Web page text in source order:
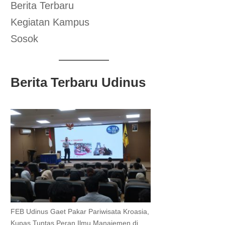
Berita Terbaru
Kegiatan Kampus
Sosok
Berita Terbaru Udinus
FEB Udinus Gaet Pakar Pariwisata Kroasia,
Kupas Tuntas Peran Ilmu Manajemen di